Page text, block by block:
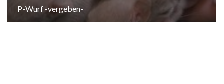
P-Wurf -vergeben-